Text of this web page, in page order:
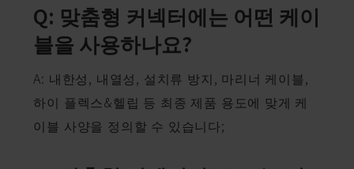
Q: 맞춤형 커넥터에는 어떤 케이
블을 사용하나요?
A: 내한성, 내열성, 설치류 방지, 마리너 케이블,
하이 플렉스&헬립 등 최종 제품 용도에 맞게 케
이블 사양을 정의할 수 있습니다;